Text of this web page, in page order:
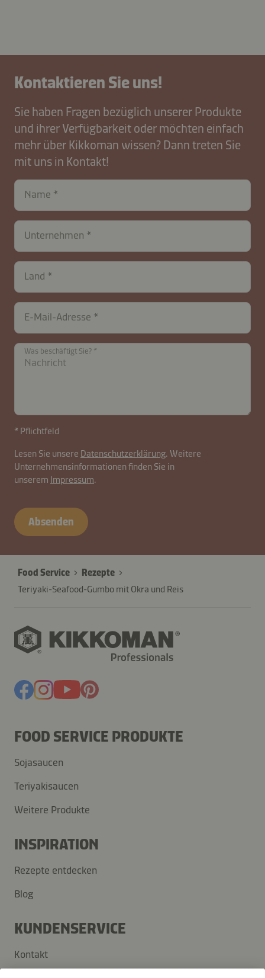
Kontaktieren Sie uns!
Sie haben Fragen bezüglich unserer Produkte
und ihrer Verfügbarkeit oder möchten einfach
mehr über Kikkoman wissen? Dann treten Sie
mit uns in Kontakt!
Name
Unternehmen
Land
E-Mail-Adresse
Was beschäftigt Sie?
* Pflichtfeld
contactAT-
B2B-
26574-
Lesen Sie unsere Datenschutzerklärung. Weitere
Unternehmensinformationen finden Sie in
unserem Impressum.
Absenden
Food Service
Rezepte
Teriyaki-Seafood-Gumbo mit Okra und Reis
FOOD SERVICE PRODUKTE
Sojasaucen
Teriyakisaucen
Weitere Produkte
INSPIRATION
Rezepte entdecken
Blog
KUNDENSERVICE
Kontakt